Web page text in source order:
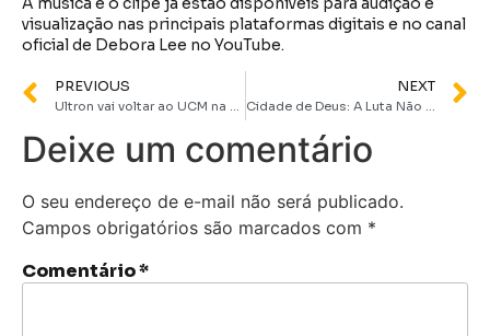
visualização nas principais plataformas digitais e no canal
oficial de Debora Lee no YouTube.
PREVIOUS
Ultron vai voltar ao UCM na série “Vision Quest”
NEXT
Cidade de Deus: A Luta Não Para | Horário de estreia e onde assistir
Deixe um comentário
O seu endereço de e-mail não será publicado.
Campos obrigatórios são marcados com *
Comentário*